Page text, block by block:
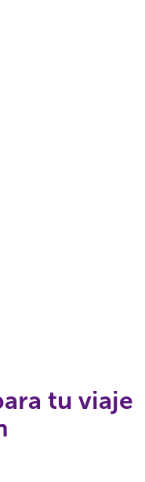
tu viaje